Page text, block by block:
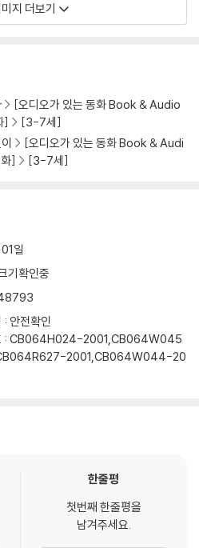
지 더보기
[오디오가 있는 동화 Book & Audio
]
[3-7세]
[오디오가 있는 동화 Book & Audi
] [3-7세]
일
기확인중
: 안전확인
:CB064H024-2001,CB064W045
2001,CB064W044-20
한줄평
첫번째 한줄평을
남겨주세요.